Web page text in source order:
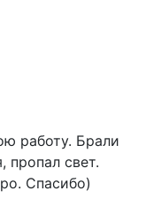
работу. Брали
пропал свет.
Спасибо)